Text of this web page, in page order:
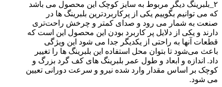
۲_بلبرینگ دیگر مربوط به سایز کوچک این محصول می باشد
که می توانیم بگوییم یکی از پرکاربردترین بلبرینگ ها در
صنعت به شمار می رود و صدای کمتر و چرخش راحت‌تری
دارند و یکی از دلایل پر کاربرد بودن این محصول این است که
قطعات آنها به راحتی از یکدیگر جدا می شود این ویژگی
باعث می‌شود تا بتوان محل استفاده این بلبرینگ ها را تغییر
داد. اندازه و ابعاد و طول عمر بلبرینگ های کف گرد بزرگ و
کوچک بر اساس مقدار وارد شده نیرو و سرعت دورانی تعیین
می شود.